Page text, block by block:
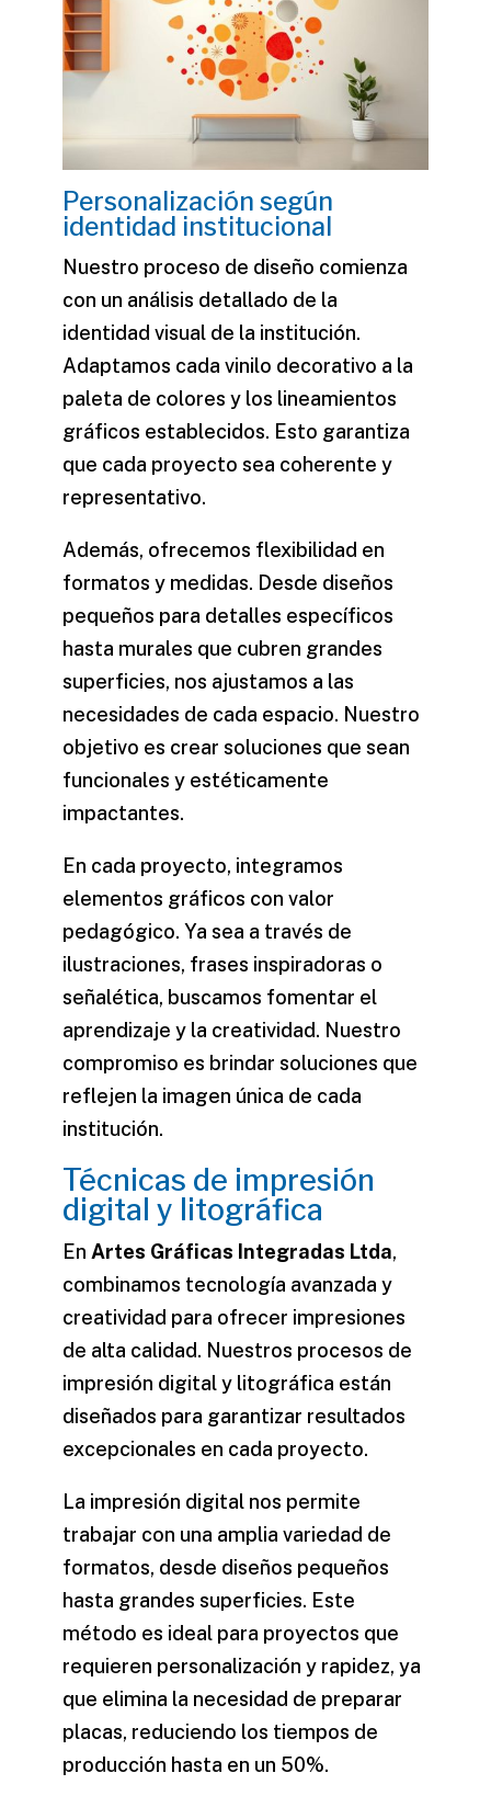
Personalización según
identidad institucional
Nuestro proceso de diseño comienza
con un análisis detallado de la
identidad visual de la institución.
Adaptamos cada vinilo decorativo a la
paleta de colores y los lineamientos
gráficos establecidos. Esto garantiza
que cada proyecto sea coherente y
representativo.
Además, ofrecemos flexibilidad en
formatos y medidas. Desde diseños
pequeños para detalles específicos
hasta murales que cubren grandes
superficies, nos ajustamos a las
necesidades de cada espacio. Nuestro
objetivo es crear soluciones que sean
funcionales y estéticamente
impactantes.
En cada proyecto, integramos
elementos gráficos con valor
pedagógico. Ya sea a través de
ilustraciones, frases inspiradoras o
señalética, buscamos fomentar el
aprendizaje y la creatividad. Nuestro
compromiso es brindar soluciones que
reflejen la imagen única de cada
institución.
Técnicas de impresión
digital y litográfica
En Artes Gráficas Integradas Ltda,
combinamos tecnología avanzada y
creatividad para ofrecer impresiones
de alta calidad. Nuestros procesos de
impresión digital y litográfica están
diseñados para garantizar resultados
excepcionales en cada proyecto.
La impresión digital nos permite
trabajar con una amplia variedad de
formatos, desde diseños pequeños
hasta grandes superficies. Este
método es ideal para proyectos que
requieren personalización y rapidez, ya
que elimina la necesidad de preparar
placas, reduciendo los tiempos de
producción hasta en un 50%.